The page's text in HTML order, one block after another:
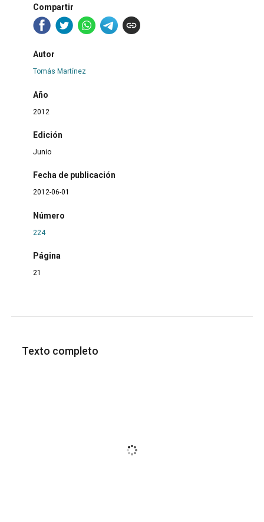
Compartir
Autor
Tomás Martínez
Año
2012
Edición
Junio
Fecha de publicación
2012-06-01
Número
224
Página
21
Texto completo